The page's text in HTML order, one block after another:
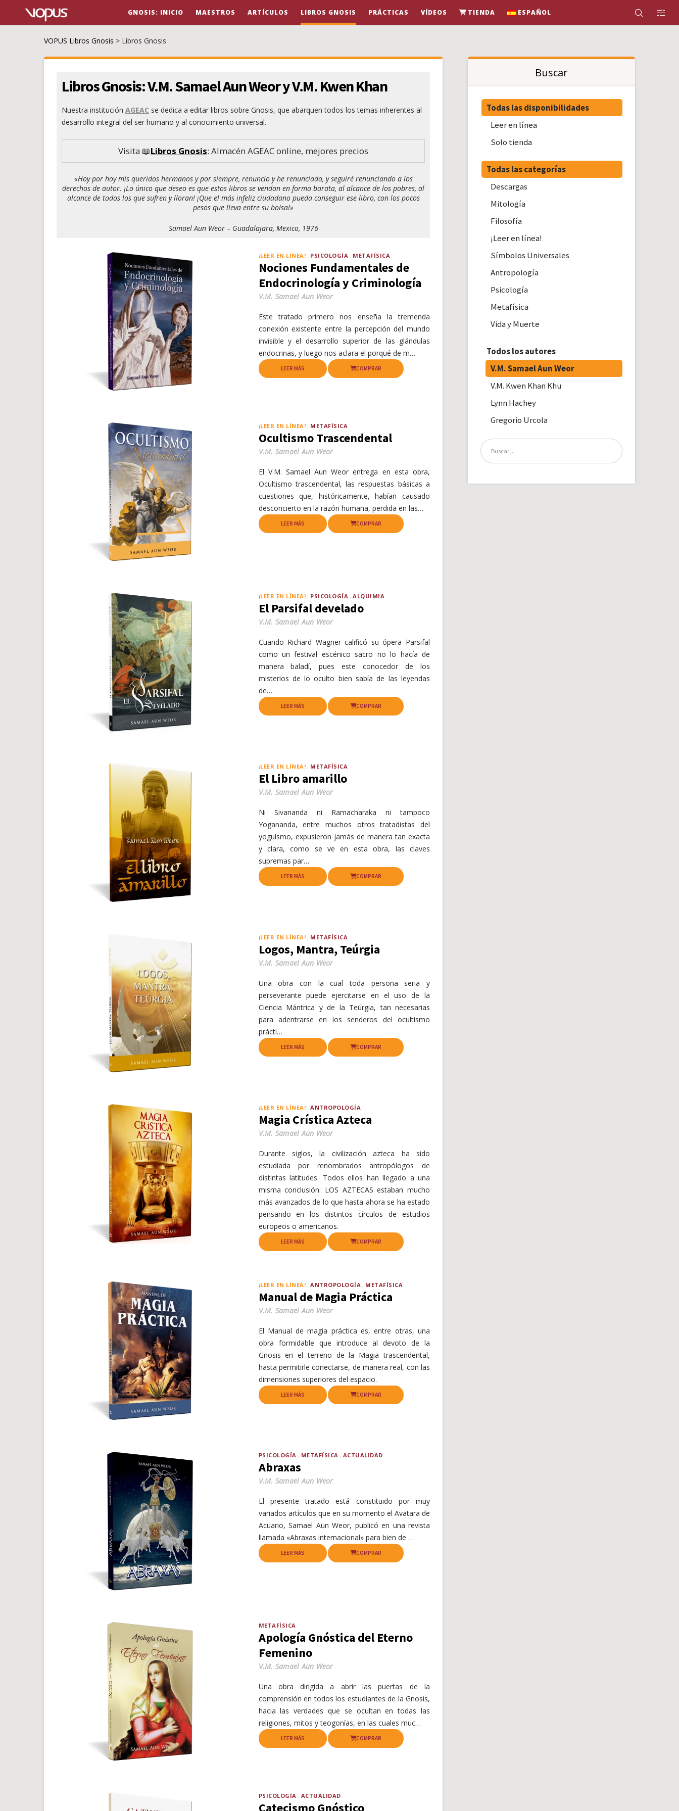
GNOSIS: INICIO MAESTROS ARTÍCULOS LIBROS GNOSIS PRÁCTICAS VÍDEOS TIENDA ESPAÑOL
VOPUS Libros Gnosis > Libros Gnosis
Libros Gnosis: V.M. Samael Aun Weor y V.M. Kwen Khan
Nuestra institución AGEAC se dedica a editar libros sobre Gnosis, que abarquen todos los temas inherentes al
desarrollo integral del ser humano y al conocimiento universal.
Visita 📖Libros Gnosis: Almacén AGEAC online, mejores precios
«Hoy por hoy mis queridos hermanos y por siempre, renuncio y he renunciado, y seguiré renunciando a los
derechos de autor. ¡Lo único que deseo es que estos libros se vendan en forma barata, al alcance de los pobres, al
alcance de todos los que sufren y lloran! ¡Que el más infeliz ciudadano pueda conseguir ese libro, con los pocos
pesos que lleva entre su bolsa!»
Samael Aun Weor – Guadalajara, Mexico, 1976
¡LEER EN LÍNEA! PSICOLOGÍA METAFÍSICA
Nociones Fundamentales de
Endocrinología y Criminología
V.M. Samael Aun Weor
Este tratado primero nos enseña la tremenda
conexión existente entre la percepción del mundo
invisible y el desarrollo superior de las glándulas
endocrinas, y luego nos aclara el porqué de m…
LEER MÁS COMPRAR
¡LEER EN LÍNEA! METAFÍSICA
Ocultismo Trascendental
V.M. Samael Aun Weor
El V.M. Samael Aun Weor entrega en esta obra,
Ocultismo trascendental, las respuestas básicas a
cuestiones que, históricamente, habían causado
desconcierto en la razón humana, perdida en las…
LEER MÁS COMPRAR
¡LEER EN LÍNEA! PSICOLOGÍA ALQUIMIA
El Parsifal develado
V.M. Samael Aun Weor
Cuando Richard Wagner calificó su ópera Parsifal
como un festival escénico sacro no lo hacía de
manera baladí, pues este conocedor de los
misterios de lo oculto bien sabía de las leyendas
de…
LEER MÁS COMPRAR
¡LEER EN LÍNEA! METAFÍSICA
El Libro amarillo
V.M. Samael Aun Weor
Ni Sivananda ni Ramacharaka ni tampoco
Yogananda, entre muchos otros tratadistas del
yoguismo, expusieron jamás de manera tan exacta
y clara, como se ve en esta obra, las claves
supremas par…
LEER MÁS COMPRAR
¡LEER EN LÍNEA! METAFÍSICA
Logos, Mantra, Teúrgia
V.M. Samael Aun Weor
Una obra con la cual toda persona seria y
perseverante puede ejercitarse en el uso de la
Ciencia Mántrica y de la Teúrgia, tan necesarias
para adentrarse en los senderos del ocultismo
prácti…
LEER MÁS COMPRAR
¡LEER EN LÍNEA! ANTROPOLOGÍA
Magia Crística Azteca
V.M. Samael Aun Weor
Durante siglos, la civilización azteca ha sido
estudiada por renombrados antropólogos de
distintas latitudes. Todos ellos han llegado a una
misma conclusión: LOS AZTECAS estaban mucho
más avanzados de lo que hasta ahora se ha estado
pensando en los distintos círculos de estudios
europeos o americanos.
LEER MÁS COMPRAR
¡LEER EN LÍNEA! ANTROPOLOGÍA METAFÍSICA
Manual de Magia Práctica
V.M. Samael Aun Weor
El Manual de magia práctica es, entre otras, una
obra formidable que introduce al devoto de la
Gnosis en el terreno de la Magia trascendental,
hasta permitirle conectarse, de manera real, con las
dimensiones superiores del espacio.
LEER MÁS COMPRAR
PSICOLOGÍA METAFÍSICA ACTUALIDAD
Abraxas
V.M. Samael Aun Weor
El presente tratado está constituido por muy
variados artículos que en su momento el Avatara de
Acuario, Samael Aun Weor, publicó en una revista
llamada «Abraxas internacional» para bien de …
LEER MÁS COMPRAR
METAFÍSICA
Apología Gnóstica del Eterno
Femenino
V.M. Samael Aun Weor
Una obra dirigida a abrir las puertas de la
comprensión en todos los estudiantes de la Gnosis,
hacia las verdades que se ocultan en todas las
religiones, mitos y teogonías, en las cuales muc…
LEER MÁS COMPRAR
PSICOLOGÍA ACTUALIDAD
Catecismo Gnóstico
Buscar
Todas las disponibilidades
Leer en línea
Solo tienda
Todas las categorías
Descargas
Mitología
Filosofía
¡Leer en línea!
Símbolos Universales
Antropología
Psicología
Metafísica
Vida y Muerte
Todos los autores
V.M. Samael Aun Weor
V.M. Kwen Khan Khu
Lynn Hachey
Gregorio Urcola